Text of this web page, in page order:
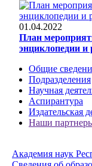
01.04.2022
План
энциклопедии и
Общие
Подразделения
Научная
Аспирантура
Издательская
Наши
Академия наук